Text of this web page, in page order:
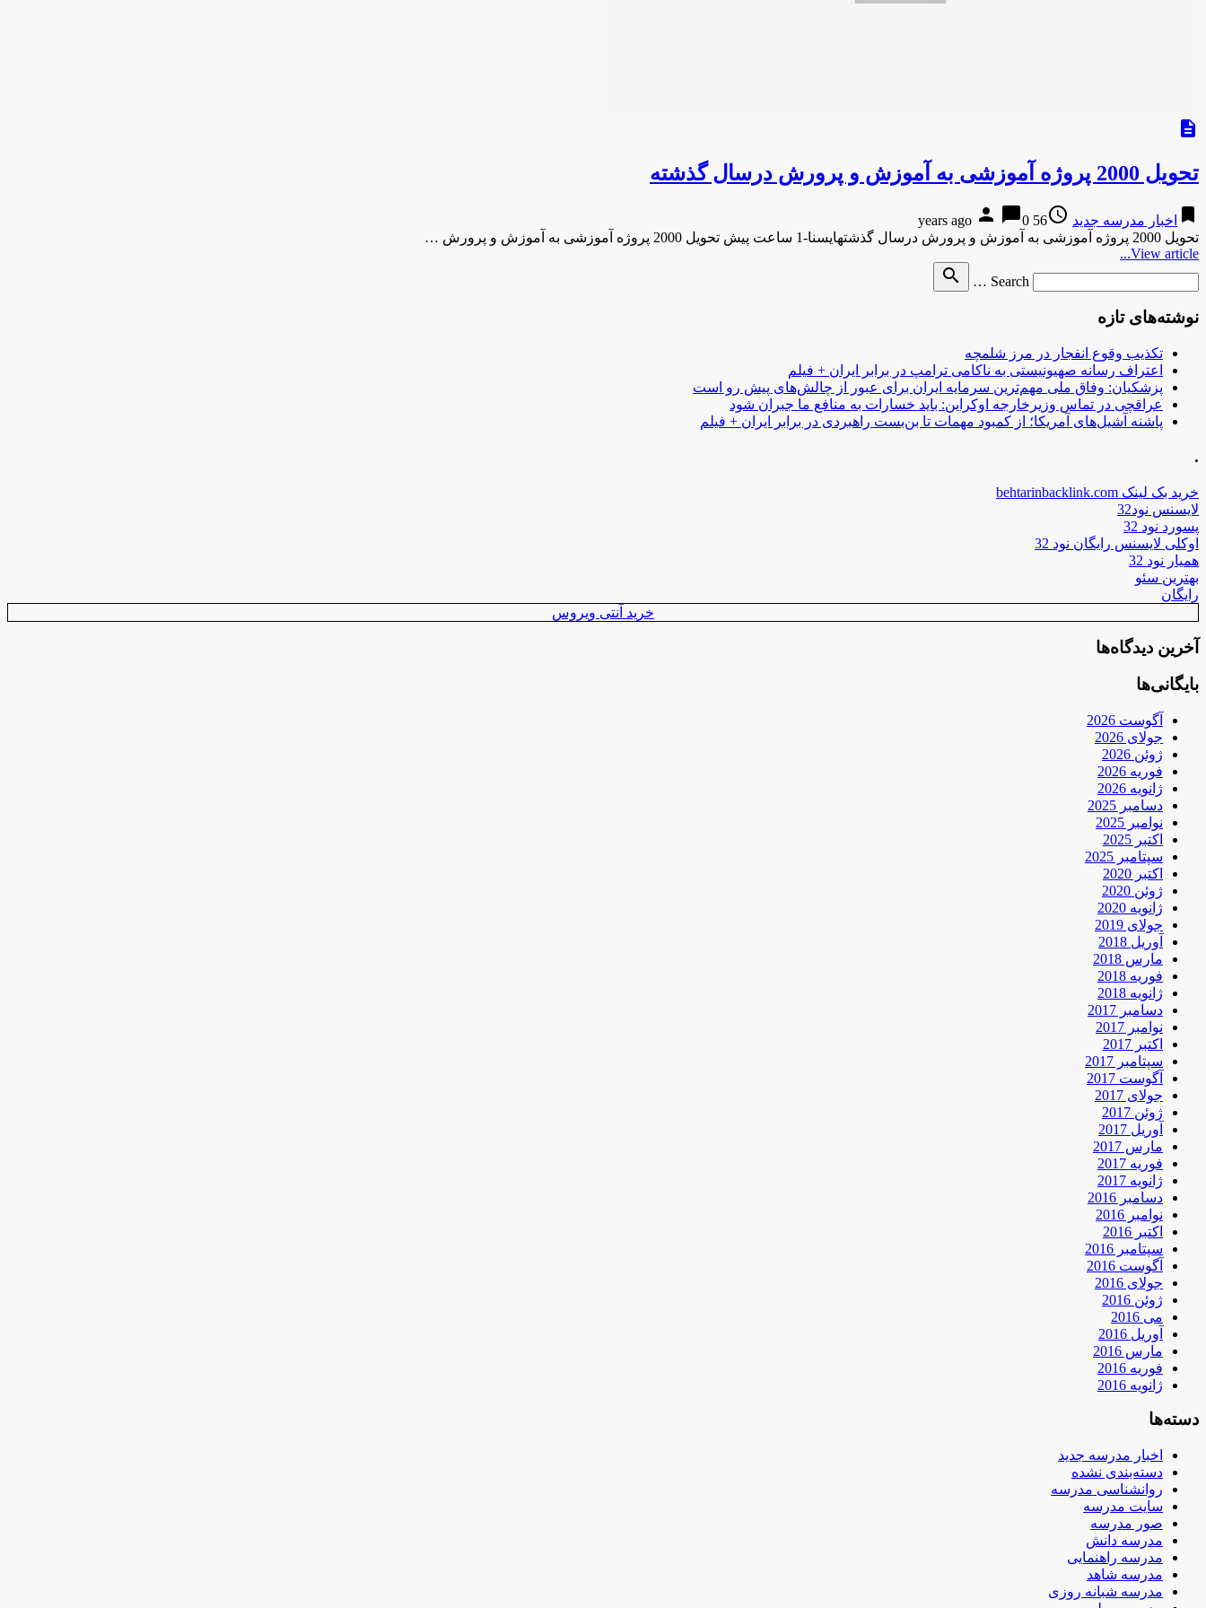
description
تحویل 2000 پروژه آموزشی به آموزش و پرورش درسال گذشته
bookmark اخبار مدرسه جدید access_time
56 years ago
person chat_bubble0
تحویل 2000 پروژه آموزشی به آموزش و پرورش درسال گذشتهایسنا-1 ساعت پیش تحویل 2000 پروژه آموزشی به آموزش و پرورش …
View article...
Search …
search
نوشته‌های تازه
تکذیب وقوع انفجار در مرز شلمچه
اعتراف رسانه صهیونیستی به ناکامی ترامپ در برابر ایران + فیلم
پزشکیان: وفاق ملی مهم‌ترین سرمایه ایران برای عبور از چالش‌های پیش رو است
عراقچی در تماس وزیرخارجه اوکراین: باید خسارات به منافع ما جبران شود
پاشنه آشیل‌های آمریکا؛ از کمبود مهمات تا بن‌بست راهبردی در برابر ایران + فیلم
.
خرید بک لینک behtarinbacklink.com
لایسنس نود32
پسورد نود 32
اوکلی لایسنس رایگان نود 32
همیار نود 32
بهترین سئو
رایگان
خرید آنتی ویروس
آخرین دیدگاه‌ها
بایگانی‌ها
آگوست 2026
جولای 2026
ژوئن 2026
فوریه 2026
ژانویه 2026
دسامبر 2025
نوامبر 2025
اکتبر 2025
سپتامبر 2025
اکتبر 2020
ژوئن 2020
ژانویه 2020
جولای 2019
آوریل 2018
مارس 2018
فوریه 2018
ژانویه 2018
دسامبر 2017
نوامبر 2017
اکتبر 2017
سپتامبر 2017
آگوست 2017
جولای 2017
ژوئن 2017
آوریل 2017
مارس 2017
فوریه 2017
ژانویه 2017
دسامبر 2016
نوامبر 2016
اکتبر 2016
سپتامبر 2016
آگوست 2016
جولای 2016
ژوئن 2016
می 2016
آوریل 2016
مارس 2016
فوریه 2016
ژانویه 2016
دسته‌ها
اخبار مدرسه جدید
دسته‌بندی نشده
روانشناسی مدرسه
سایت مدرسه
صور مدرسه
مدرسه دانش
مدرسه راهنمایی
مدرسه شاهد
مدرسه شبانه روزی